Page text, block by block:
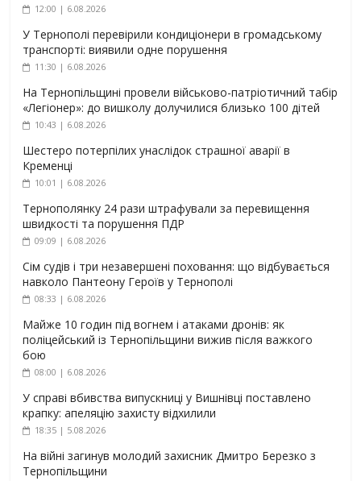
12:00 | 6.08.2026
У Тернополі перевірили кондиціонери в громадському
транспорті: виявили одне порушення
11:30 | 6.08.2026
На Тернопільщині провели військово-патріотичний табір
«Легіонер»: до вишколу долучилися близько 100 дітей
10:43 | 6.08.2026
Шестеро потерпілих унаслідок страшної аварії в
Кременці
10:01 | 6.08.2026
Тернополянку 24 рази штрафували за перевищення
швидкості та порушення ПДР
09:09 | 6.08.2026
Сім судів і три незавершені поховання: що відбувається
навколо Пантеону Героїв у Тернополі
08:33 | 6.08.2026
Майже 10 годин під вогнем і атаками дронів: як
поліцейський із Тернопільщини вижив після важкого
бою
08:00 | 6.08.2026
У справі вбивства випускниці у Вишнівці поставлено
крапку: апеляцію захисту відхилили
18:35 | 5.08.2026
На війні загинув молодий захисник Дмитро Березко з
Тернопільщини